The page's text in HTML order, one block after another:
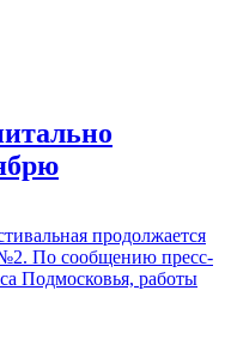
продолжается
По сообщению пресс-
Подмосковья, работы